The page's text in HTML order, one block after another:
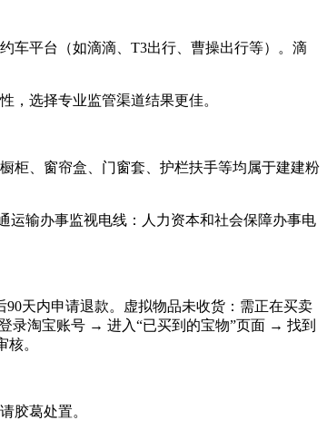
平台（如滴滴、T3出行、曹操出行等）。滴
选择专业监管渠道结果更佳。
柜、窗帘盒、门窗套、护栏扶手等均属于建建粉
输办事监视电线：人力资本和社会保障办事电
天内申请退款。虚拟物品未收货：需正在买卖
录淘宝账号 → 进入“已买到的宝物”页面 → 找到
。
胶葛处置。